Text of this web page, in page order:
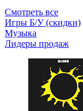
Смотреть все
Игры Б/У (скидки)
Музыка
Лидеры продаж